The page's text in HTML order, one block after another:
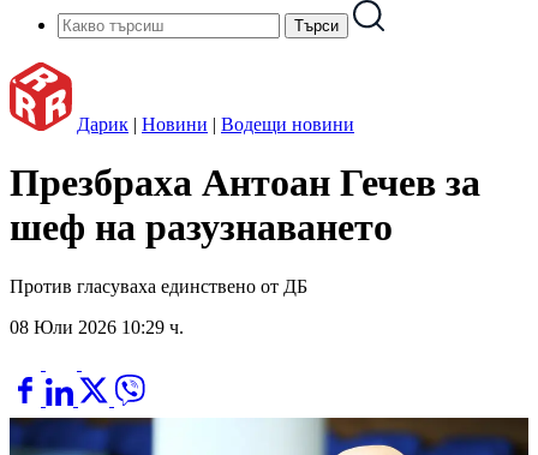
Дарик | Новини | Водещи новини
Презбраха Антоан Гечев за
шеф на разузнаването
Против гласуваха единствено от ДБ
08 Юли 2026 10:29 ч.